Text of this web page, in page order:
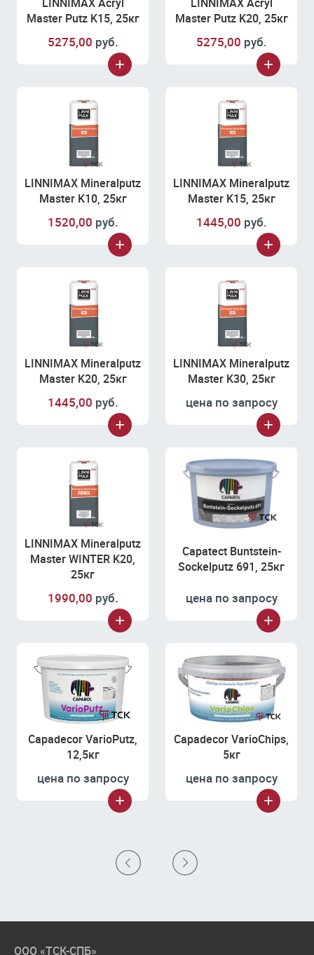
Master Putz K15, 25кг
5275,00 руб.
Master Putz K20, 25кг
5275,00 руб.
LINNIMAX Mineralputz
Master K10, 25кг
1520,00 руб.
LINNIMAX Mineralputz
Master K15, 25кг
1445,00 руб.
LINNIMAX Mineralputz
Master K20, 25кг
1445,00 руб.
LINNIMAX Mineralputz
Master K30, 25кг
цена по запросу
LINNIMAX Mineralputz
Master WINTER K20,
25кг
1990,00 руб.
Capatect Buntstein-
Sockelputz 691, 25кг
цена по запросу
Capadecor VarioPutz,
12,5кг
цена по запросу
Capadecor VarioChips,
5кг
цена по запросу
ООО «ТСК-СПБ»